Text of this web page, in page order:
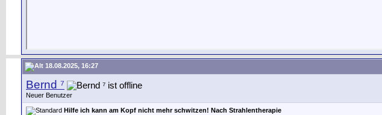
18.08.2025, 16:27
Bernd ⁷
Neuer Benutzer
Hilfe ich kann am Kopf nicht mehr schwitzen! Nach Strahlentherapie